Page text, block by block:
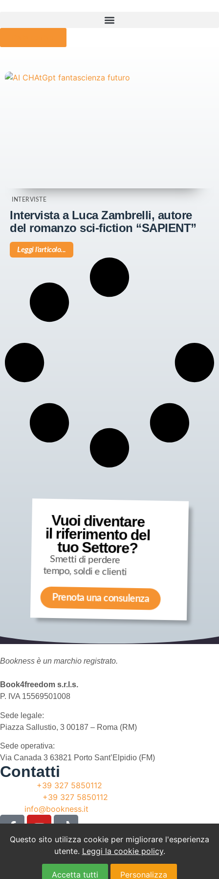
INTERVISTE
Intervista a Luca Zambrelli, autore
del romanzo sci-fiction “SAPIENT”
Leggi l'articolo...
Vuoi diventare
il riferimento del
tuo Settore?
Smetti di perdere
tempo, soldi e clienti
Prenota una consulenza
Bookness è un marchio registrato.
Book4freedom s.r.l.s.
P. IVA ​15569501008
Sede legale:
Piazza Sallustio, 3 00187 – Roma (RM)
Sede operativa:
Via Canada 3 63821 Porto Sant’Elpidio (FM)
Contatti
+39 327 5850112
+39 327 5850112
info@bookness.it
Cookie Policy
Privacy Policy
Copyright © 2009-
Questo sito utilizza cookie per migliorare l'esperienza
utente. Leggi la cookie policy.
Accetta tutti Personalizza